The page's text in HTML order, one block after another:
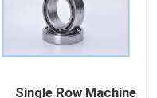
معلومات عنا
Single Row Machine